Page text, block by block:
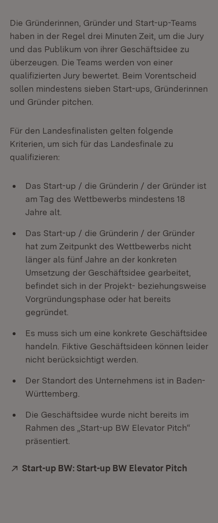
Die Gründerinnen, Gründer und Start-up-Teams
haben in der Regel drei Minuten Zeit, um die Jury
und das Publikum von ihrer Geschäftsidee zu
überzeugen. Die Teams werden von einer
qualifizierten Jury bewertet. Beim Vorentscheid
sollen mindestens sieben Start-ups, Gründerinnen
und Gründer pitchen.
Für den Landesfinalisten gelten folgende
Kriterien, um sich für das Landesfinale zu
qualifizieren:
Das Start-up / die Gründerin / der Gründer ist
am Tag des Wettbewerbs mindestens 18
Jahre alt.
Das Start-up / die Gründerin / der Gründer
hat zum Zeitpunkt des Wettbewerbs nicht
länger als fünf Jahre an der konkreten
Umsetzung der Geschäftsidee gearbeitet,
befindet sich in der Projekt- beziehungsweise
Vorgründungsphase oder hat bereits
gegründet.
Es muss sich um eine konkrete Geschäftsidee
handeln. Fiktive Geschäftsideen können leider
nicht berücksichtigt werden.
Der Standort des Unternehmens ist in Baden-
Württemberg.
Die Geschäftsidee wurde nicht bereits im
Rahmen des „Start-up BW Elevator Pitch“
präsentiert.
Extern:
Start-up BW: Start-up BW Elevator Pitch